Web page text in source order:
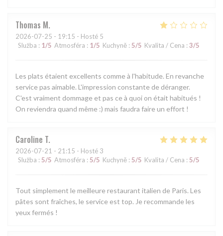
Thomas M
2026-07-25 - 19:15 - Hosté 5
Služba : 1/5 Atmosféra : 1/5 Kuchyně : 5/5 Kvalita / Cena : 3/5
Les plats étaient excellents comme à l'habitude. En revanche
service pas aimable. L'impression constante de déranger.
C'est vraiment dommage et pas ce à quoi on était habitués !
On reviendra quand même :) mais faudra faire un effort !
Caroline T
2026-07-21 - 21:15 - Hosté 3
Služba : 5/5 Atmosféra : 5/5 Kuchyně : 5/5 Kvalita / Cena : 5/5
Tout simplement le meilleure restaurant italien de Paris. Les
pâtes sont fraîches, le service est top. Je recommande les
yeux fermés !